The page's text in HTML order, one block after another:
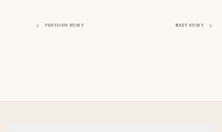
PREVIOUS STORY NEXT STORY